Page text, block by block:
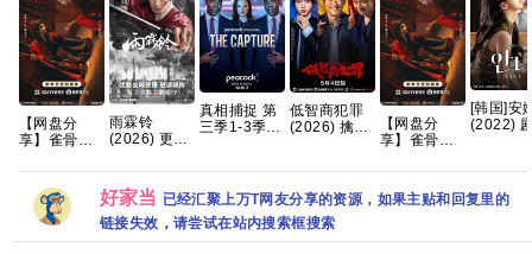
【网盘分
享】雀骨
集国语中字
1080P高码
艾米侯明昊
古装爱情
雨霖铃
(2026) 更新
[4k+1080P]
[国语中字]
[1.5GB集]
真相捕捉 第
三季1-3季
黛·格兰杰 /
帕帕·厄希度]
低智商犯罪
(2026) 擒贼
S01杜比音
效 HDR
HiveWeb/内
嵌简中字幕/
【单集1～
【网盘分
享】雀骨
集国语中字
1080P高码
艾米侯明昊
[韩国]安
(2022)
翰 / 朴艺
又名: 第
安娜 / 두
Anna
好家当 已经汇聚上万T网友分享的资源，如果主贴和回复里的
链接失效，请尝试在站内搜索框搜索